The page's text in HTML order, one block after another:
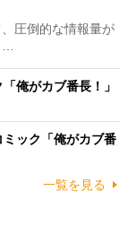
圧倒的な情報量が
…
俺がカブ番長！」
ック「俺がカブ番
一覧を見る